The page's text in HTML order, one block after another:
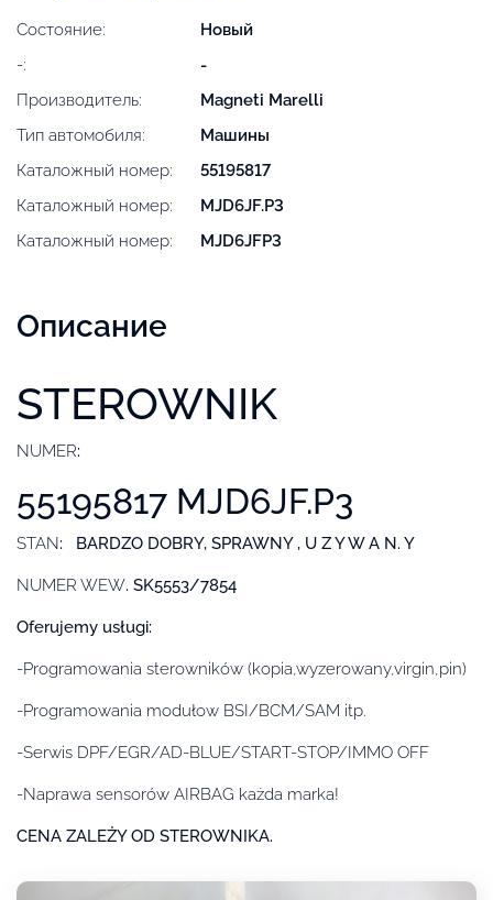
Состояние:
Новый
-:
-
Производитель:
Magneti Marelli
Тип автомобиля:
Машины
Каталожный номер:
55195817
Каталожный номер:
MJD6JF.P3
Каталожный номер:
MJD6JFP3
Описание
STEROWNIK
NUMER:
55195817 MJD6JF.P3
STAN: BARDZO DOBRY, SPRAWNY , U Z Y W A N. Y
NUMER WEW. SK5553/7854
Oferujemy usługi:
-Programowania sterowników (kopia,wyzerowany,virgin,pin)
-Programowania modułow BSI/BCM/SAM itp.
-Serwis DPF/EGR/AD-BLUE/START-STOP/IMMO OFF
-Naprawa sensorów AIRBAG każda marka!
CENA ZALEŻY OD STEROWNIKA.